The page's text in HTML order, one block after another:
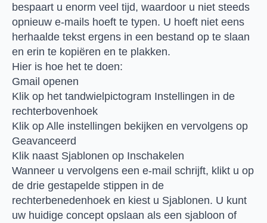
bespaart u enorm veel tijd, waardoor u niet steeds
opnieuw e-mails hoeft te typen. U hoeft niet eens
herhaalde tekst ergens in een bestand op te slaan
en erin te kopiëren en te plakken.
Hier is hoe het te doen:
Gmail openen
Klik op het tandwielpictogram Instellingen in de
rechterbovenhoek
Klik op Alle instellingen bekijken en vervolgens op
Geavanceerd
Klik naast Sjablonen op Inschakelen
Wanneer u vervolgens een e-mail schrijft, klikt u op
de drie gestapelde stippen in de
rechterbenedenhoek en kiest u Sjablonen. U kunt
uw huidige concept opslaan als een sjabloon of